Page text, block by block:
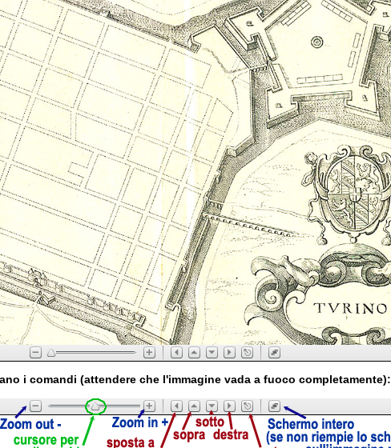
i comandi (attendere che l'immagine vada a fuoco completamente):